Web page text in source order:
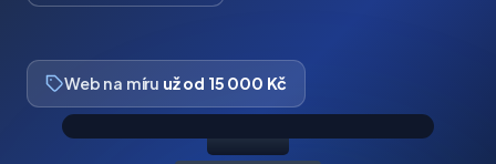
Web na míru už od 15 000 Kč